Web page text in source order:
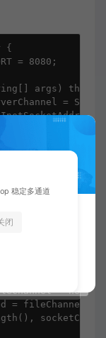
{
= 8080;
args) throws
=
=
= new
=
稳定多通道
闭